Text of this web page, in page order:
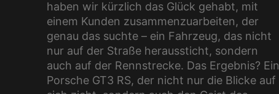
haben wir kürzlich das Glück gehabt, mit
einem Kunden zusammenzuarbeiten, der
genau das suchte – ein Fahrzeug, das nicht
nur auf der Straße heraussticht, sondern
auch auf der Rennstrecke. Das Ergebnis? Ein
Porsche GT3 RS, der nicht nur die Blicke auf